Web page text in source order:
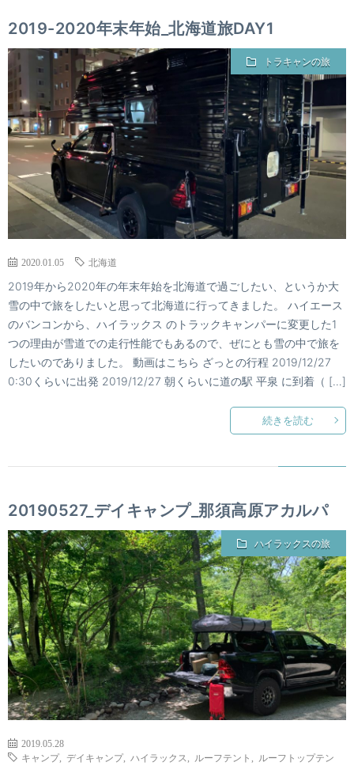
2019-2020年末年始_北海道旅DAY1
トラキャンの旅
2020.01.05 北海道
2019年から2020年の年末年始を北海道で過ごしたい、というか大
雪の中で旅をしたいと思って北海道に行ってきました。 ハイエース
のバンコンから、ハイラックス のトラックキャンパーに変更した1
つの理由が雪道での走行性能でもあるので、ぜにとも雪の中で旅を
したいのでありました。 動画はこちら ざっとの行程 2019/12/27
0:30くらいに出発 2019/12/27 朝くらいに道の駅 平泉 に到着（ […]
続きを読む
20190527_デイキャンプ_那須高原アカルパ
ハイラックスの旅
2019.05.28
キャンプ, デイキャンプ, ハイラックス ルーフテント ルーフトップテン